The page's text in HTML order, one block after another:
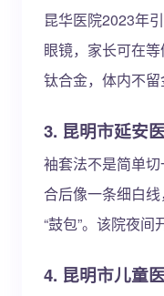
昆华医院2023年
眼镜，家长可在
钛合金，体内不
3. 昆明市延安
袖套法不是简单
合后像一条细白
“鼓包”。该院夜
4. 昆明市儿童